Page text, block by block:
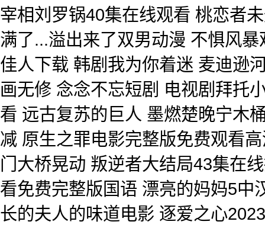
宰相刘罗锅40集在线观看 桃恋者
满了...溢出来了双男动漫 不惧风
佳人下载 韩剧我为你着迷 麦迪逊
画无修 念念不忘短剧 电视剧拜托
看 远古复苏的巨人 墨燃楚晚宁木
减 原生之罪电影完整版免费观看
门大桥晃动 叛逆者大结局43集在
看免费完整版国语 漂亮的妈妈5中
长的夫人的味道电影 逐爱之心